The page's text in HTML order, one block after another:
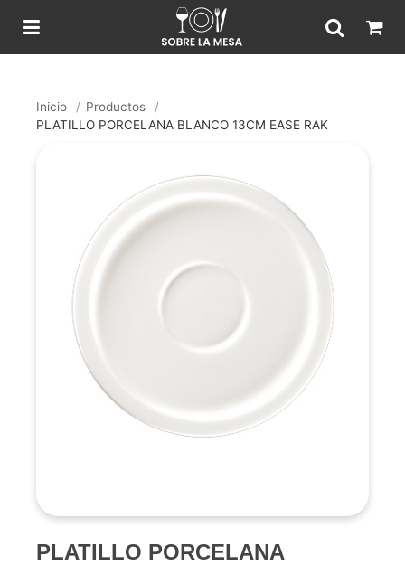
Inicio / Productos
/
PLATILLO PORCELANA BLANCO 13CM EASE RAK
PLATILLO PORCELANA